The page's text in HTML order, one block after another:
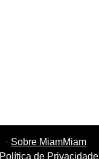
· Sobre MiamMiam
Política de Privacidade